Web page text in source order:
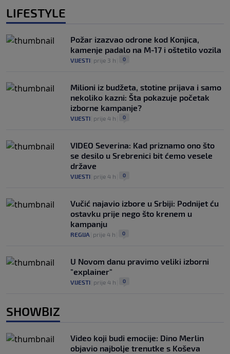
LIFESTYLE
Požar izazvao odrone kod Konjica,
kamenje padalo na M-17 i oštetilo vozila
VIJESTI prije 3 h 0
Milioni iz budžeta, stotine prijava i samo
nekoliko kazni: Šta pokazuje početak
izborne kampanje?
VIJESTI prije 4 h 0
VIDEO Severina: Kad priznamo ono što
se desilo u Srebrenici bit ćemo vesele
države
VIJESTI prije 4 h 0
Vučić najavio izbore u Srbiji: Podnijet ću
ostavku prije nego što krenem u
kampanju
REGIJA prije 4 h 0
U Novom danu pravimo veliki izborni
"explainer"
VIJESTI prije 4 h 0
SHOWBIZ
Video koji budi emocije: Dino Merlin
objavio najbolje trenutke s Koševa